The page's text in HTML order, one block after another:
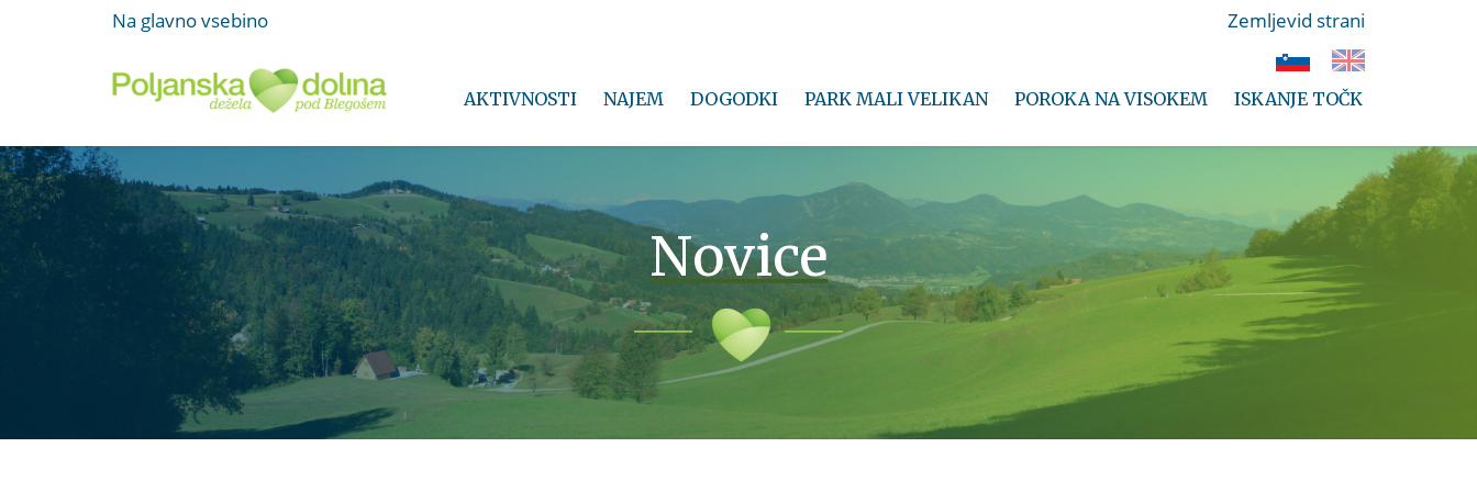
Na glavno vsebino Zemljevid strani
AKTIVNOSTI NAJEM DOGODKI PARK MALI VELIKAN POROKA NA VISOKEM ISKANJE TOČK
Novice